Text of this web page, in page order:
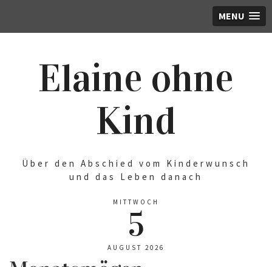
MENU
Elaine ohne
Kind
Über den Abschied vom Kinderwunsch
und das Leben danach
MITTWOCH
5
AUGUST 2026